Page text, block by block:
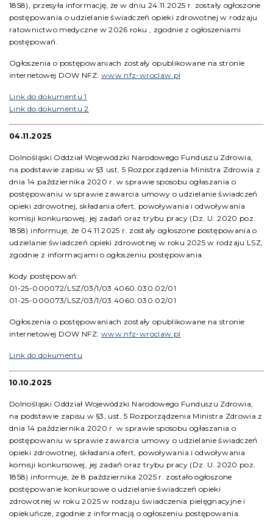
1858), przesyła informację, że w dniu 24.11.2025 r. zostały ogłoszone
postępowania o udzielanie świadczeń opieki zdrowotnej w rodzaju
ratownictwo medyczne w 2026 roku , zgodnie z ogłoszeniami
postępowań.
Ogłoszenia o postępowaniach zostały opublikowane na stronie
internetowej DOW NFZ: www.nfz-wroclaw.pl
Link do dokumentu 1
Link do dokumentu 2
04.11.2025
Dolnośląski Oddział Wojewódzki Narodowego Funduszu Zdrowia,
na podstawie zapisu w §3 ust. 5 Rozporządzenia Ministra Zdrowia z
dnia 14 października 2020 r. w sprawie sposobu ogłaszania o
postępowaniu w sprawie zawarcia umowy o udzielanie świadczeń
opieki zdrowotnej, składania ofert, powoływania i odwoływania
komisji konkursowej, jej zadań oraz trybu pracy (Dz. U. 2020 poz.
1858) informuje, że 04.11.2025 r. zostały ogłoszone postępowania o
udzielanie świadczeń opieki zdrowotnej w roku 2025 w rodzaju LSZ,
zgodnie z informacjami o ogłoszeniu postępowania.
Kody postępowań:
01-25-000072/LSZ/03/1/03.4060.030.02/01
01-25-000073/LSZ/03/1/03.4060.030.02/01
Ogłoszenia o postępowaniach zostały opublikowane na stronie
internetowej DOW NFZ: www.nfz-wroclaw.pl
Link do dokumentu
10.10.2025
Dolnośląski Oddział Wojewódzki Narodowego Funduszu Zdrowia,
na podstawie zapisu w §3, ust. 5 Rozporządzenia Ministra Zdrowia z
dnia 14 października 2020 r. w sprawie sposobu ogłaszania o
postępowaniu w sprawie zawarcia umowy o udzielanie świadczeń
opieki zdrowotnej, składania ofert, powoływania i odwoływania
komisji konkursowej, jej zadań oraz trybu pracy (Dz. U. 2020 poz.
1858) informuje, że 8 października 2025 r. zostało ogłoszone
postępowanie konkursowe o udzielanie świadczeń opieki
zdrowotnej w roku 2025 w rodzaju świadczenia pielęgnacyjne i
opiekuńcze, zgodnie z informacją o ogłoszeniu postępowania.